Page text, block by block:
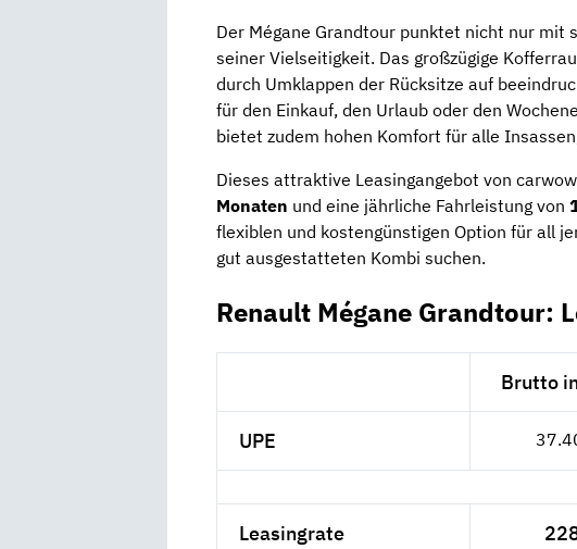
Der Mégane Grandtour punktet nicht nur mit
seiner Vielseitigkeit. Das großzügige
durch Umklappen der Rücksitze auf
für den Einkauf, den Urlaub oder den
bietet zudem hohen Komfort für alle
Dieses attraktive Leasingangebot von
Monaten und eine jährliche Fahrleistung von
flexiblen und kostengünstigen Option für all
gut ausgestatteten Kombi suchen.
Renault Mégane Grandtour:
Brutto
UPE
Leasingrate